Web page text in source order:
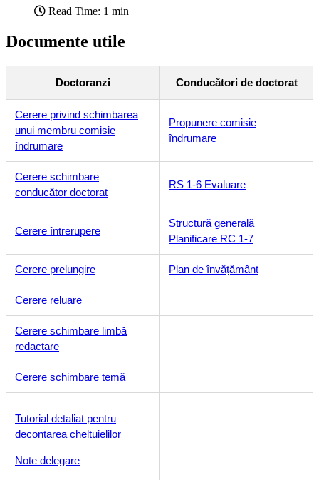
Read Time: 1 min
Documente utile
Doctoranzi Conducători de doctorat
Cerere privind schimbarea
unui membru comisie
îndrumare
Propunere comisie
îndrumare
Cerere schimbare
conducător doctorat
RS 1-6 Evaluare
Cerere întrerupere
Structură generală
Planificare RC 1-7
Cerere prelungire Plan de învățământ
Cerere reluare
Cerere schimbare limbă
redactare
Cerere schimbare temă
Tutorial detaliat pentru
decontarea cheltuielilor
Note delegare